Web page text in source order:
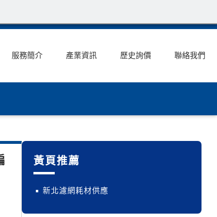
服務簡介 產業資訊 歷史詢價 聯絡我們
黃頁推薦
新北濾網耗材供應